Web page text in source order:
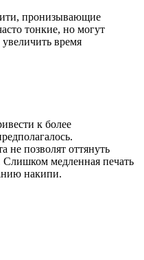
пронизывающие
тонкие, но могут
время
к более
не позволят оттянуть
медленная печать
накипи.